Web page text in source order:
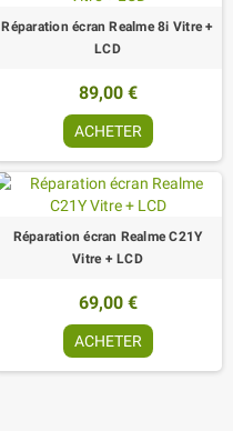
Réparation écran Realme 8i Vitre +
LCD
89,00 €
ACHETER
Réparation écran Realme C21Y
Vitre + LCD
69,00 €
ACHETER